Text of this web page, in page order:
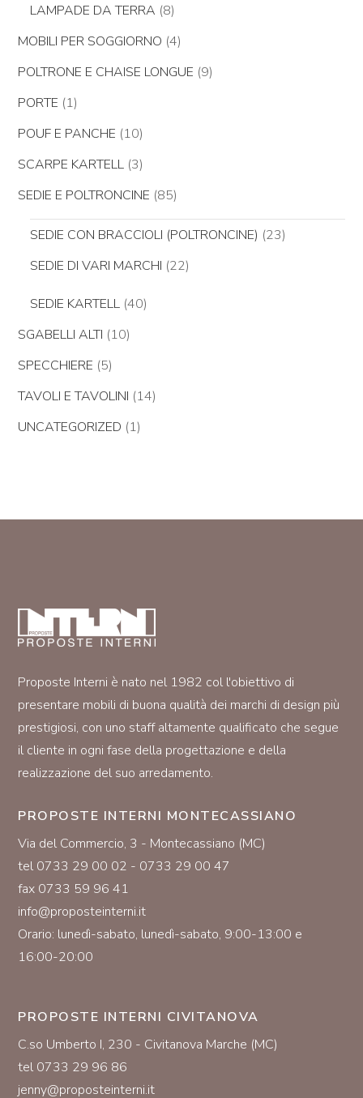
LAMPADE DA TERRA (8)
MOBILI PER SOGGIORNO (4)
POLTRONE E CHAISE LONGUE (9)
PORTE (1)
POUF E PANCHE (10)
SCARPE KARTELL (3)
SEDIE E POLTRONCINE (85)
SEDIE CON BRACCIOLI (POLTRONCINE) (23)
SEDIE DI VARI MARCHI (22)
SEDIE KARTELL (40)
SGABELLI ALTI (10)
SPECCHIERE (5)
TAVOLI E TAVOLINI (14)
UNCATEGORIZED (1)
Proposte Interni è nato nel 1982 col l'obiettivo di
presentare mobili di buona qualità dei marchi di design più
prestigiosi, con uno staff altamente qualificato che segue
il cliente in ogni fase della progettazione e della
realizzazione del suo arredamento.
PROPOSTE INTERNI MONTECASSIANO
Via del Commercio, 3 - Montecassiano (MC)
tel 0733 29 00 02 - 0733 29 00 47
fax 0733 59 96 41
info@proposteinterni.it
Orario: lunedì-sabato, lunedì-sabato, 9:00-13:00 e
16:00-20:00
PROPOSTE INTERNI CIVITANOVA
C.so Umberto I, 230 - Civitanova Marche (MC)
tel 0733 29 96 86
jenny@proposteinterni.it